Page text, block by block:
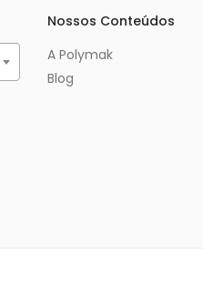
Nossos Conteúdos
A Polymak
Blog